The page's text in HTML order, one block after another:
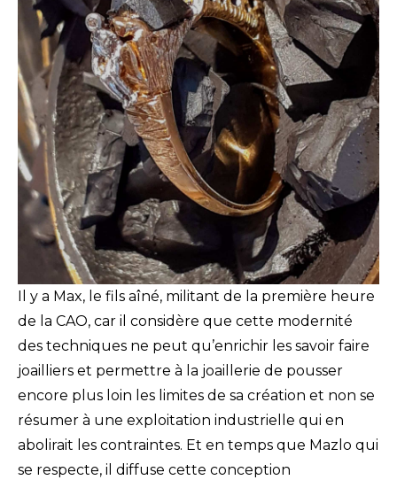
Il y a Max, le fils aîné, militant de la première heure
de la CAO, car il considère que cette modernité
des techniques ne peut qu’enrichir les savoir faire
joailliers et permettre à la joaillerie de pousser
encore plus loin les limites de sa création et non se
résumer à une exploitation industrielle qui en
abolirait les contraintes. Et en temps que Mazlo qui
se respecte, il diffuse cette conception